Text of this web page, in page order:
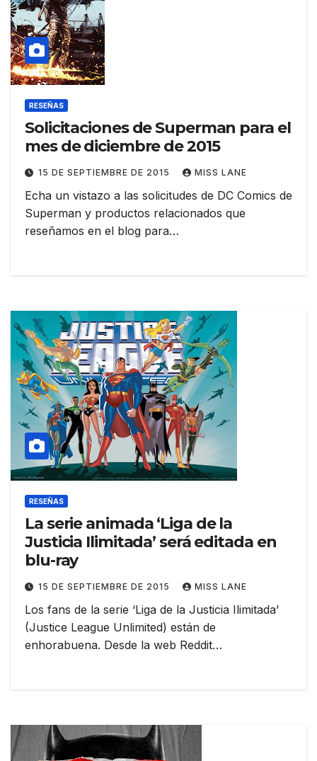
RESEÑAS
Solicitaciones de Superman para el
mes de diciembre de 2015
15 DE SEPTIEMBRE DE 2015 MISS LANE
Echa un vistazo a las solicitudes de DC Comics de
Superman y productos relacionados que
reseñamos en el blog para…
RESEÑAS
La serie animada ‘Liga de la
Justicia Ilimitada’ será editada en
blu-ray
15 DE SEPTIEMBRE DE 2015 MISS LANE
Los fans de la serie ‘Liga de la Justicia Ilimitada’
(Justice League Unlimited) están de
enhorabuena. Desde la web Reddit…